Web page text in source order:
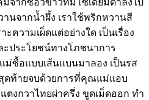
านจากน้ำผึ้ง เราใช้พริกหวานสี
ความเผ็ดแต่อย่างใด เป็นเรื่อง
ประโยชน์ทางโภชนาการ
ซื้อแบบเส้นแบนมาลอง เป็นรส
ดท้ายจบด้วยการที่คุณแม่แอบ
ตงกวาไทยผ่าครึ่ง ขูดเม็ดออก ทำ